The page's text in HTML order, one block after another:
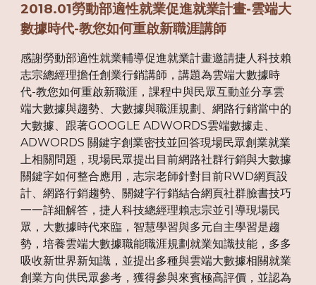
2018.01勞動部適性就業促進就業計畫-雲端大
數據時代-教您如何重啟新職涯講師
感謝勞動部適性就業輔導促進就業計畫邀請捷人科技賴
志宗總經理擔任創業行銷講師，講題為雲端大數據時
代-教您如何重啟新職涯，課程中與民眾互動並分享雲
端大數據與趨勢、大數據與職涯規劃、網路行銷當中的
大數據、跟著GOOGLE ADWORDS雲端數據走、
ADWORDS 關鍵字創業密技並回答現場民眾創業就業
上相關問題，現場民眾提出目前網路社群行銷與大數據
關鍵字如何整合應用，志宗老師針對目前RWD網頁設
計、網路行銷趨勢、關鍵字行銷結合網頁社群臉書技巧
一一詳細解答，捷人科技總經理賴志宗並引導現場民
眾，大數據時代來臨，智慧學習與多元自主學習是趨
勢，培養雲端大數據職能職涯規劃就業知識技能，多多
吸收新世界新知識，並提出多種與雲端大數據相關就業
創業方向供民眾參考，獲得參與來賓極高評價，並認為